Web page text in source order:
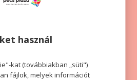
használ
kat (továbbiakban „süti")
fájlok, melyek információt